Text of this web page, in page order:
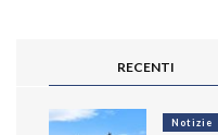
RECENTI
Notizie